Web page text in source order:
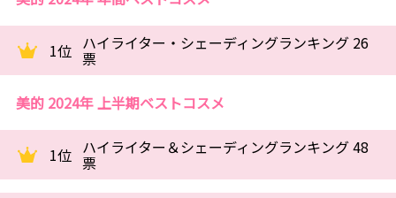
1位 ハイライター・シェーディングランキング 26
票
美的 2024年 上半期ベストコスメ
1位 ハイライター＆シェーディングランキング 48
票